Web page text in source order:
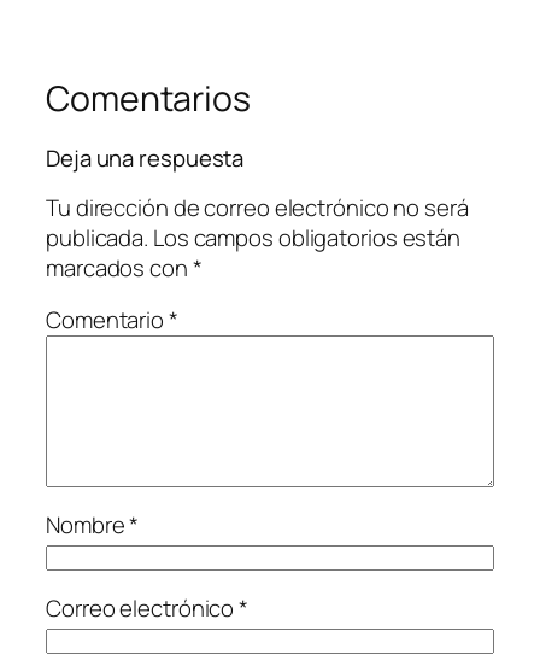
Comentarios
Deja una respuesta
Tu dirección de correo electrónico no será
publicada. Los campos obligatorios están
marcados con*
Comentario*
Nombre*
Correo electrónico*